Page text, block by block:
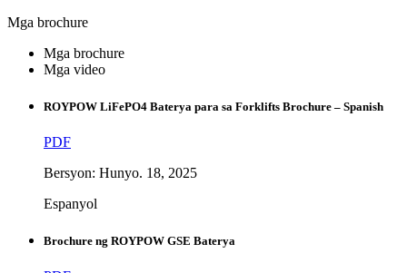
Mga brochure
Mga brochure
Mga video
ROYPOW LiFePO4 Baterya para sa Forklifts Brochure – Spanish
PDF
Bersyon: Hunyo. 18, 2025
Espanyol
Brochure ng ROYPOW GSE Baterya